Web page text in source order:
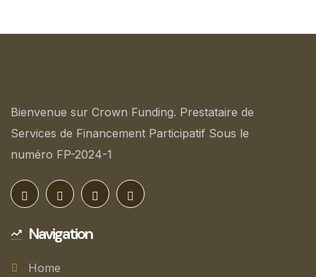
Bienvenue sur Crown Funding. Prestataire de
Services de Financement Participatif Sous le
numéro FP-2024-1
Navigation
Home